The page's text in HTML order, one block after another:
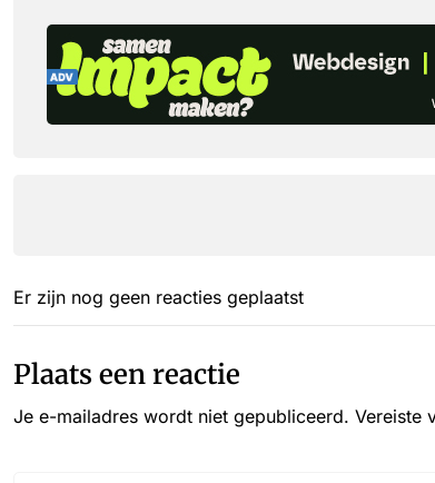
Er zijn nog geen reacties geplaatst
Plaats een reactie
Je e-mailadres wordt niet gepubliceerd. Vereiste